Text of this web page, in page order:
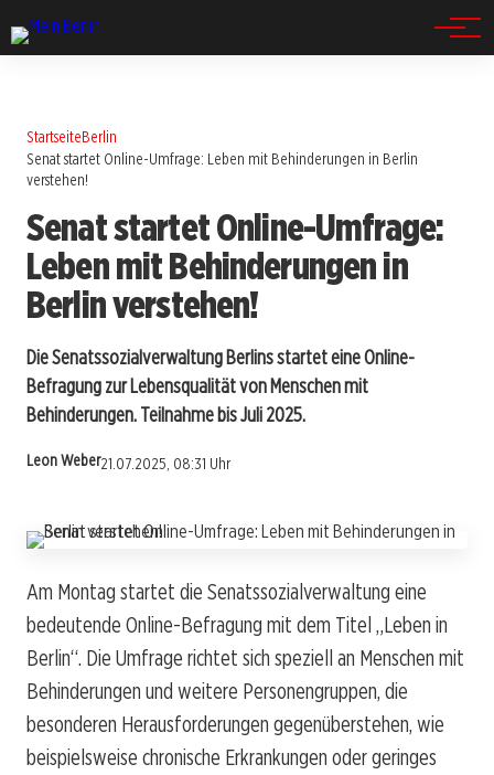
StartseiteBerlin
Senat startet Online-Umfrage: Leben mit Behinderungen in Berlin
verstehen!
Senat startet Online-Umfrage:
Leben mit Behinderungen in
Berlin verstehen!
Die Senatssozialverwaltung Berlins startet eine Online-
Befragung zur Lebensqualität von Menschen mit
Behinderungen. Teilnahme bis Juli 2025.
Leon Weber21.07.2025, 08:31 Uhr
Am Montag startet die Senatssozialverwaltung eine
bedeutende Online-Befragung mit dem Titel „Leben in
Berlin“. Die Umfrage richtet sich speziell an Menschen mit
Behinderungen und weitere Personengruppen, die
besonderen Herausforderungen gegenüberstehen, wie
beispielsweise chronische Erkrankungen oder geringes